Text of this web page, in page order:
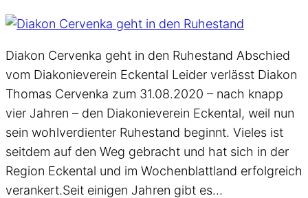
Diakon Cervenka geht in den Ruhestand Abschied
vom Diakonieverein Eckental Leider verlässt Diakon
Thomas Cervenka zum 31.08.2020 – nach knapp
vier Jahren – den Diakonieverein Eckental, weil nun
sein wohlverdienter Ruhestand beginnt. Vieles ist
seitdem auf den Weg gebracht und hat sich in der
Region Eckental und im Wochenblattland erfolgreich
verankert.Seit einigen Jahren gibt es…